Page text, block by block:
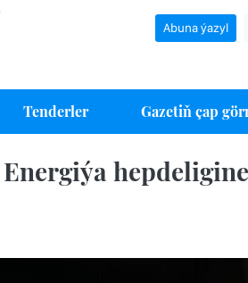
Abuna ýazyl
Tenderler Gazetiň çap
hepdeligine